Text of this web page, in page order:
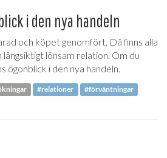
i den nya handeln
och köpet genomfört. Då finns alla
lönsam relation. Om du
ögonblick i den nya handeln.
#relationer #förväntningar